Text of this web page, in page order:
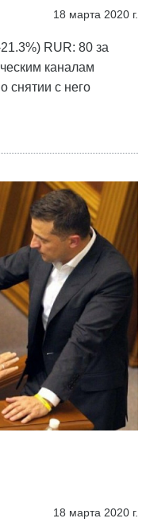
18 марта 2020 г.
RUR: 80 за
каналам
снятии с него
18 марта 2020 г.